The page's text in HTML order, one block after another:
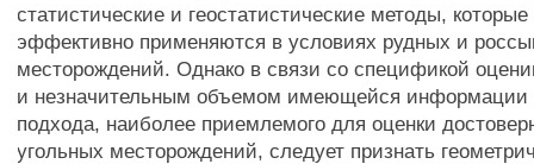
статистические и геостатистические методы,
эффективно применяются в условиях рудных и
месторождений. Однако в связи со спецификой
и незначительным объемом имеющейся информации
подхода, наиболее приемлемого для оценки
угольных месторождений, следует признать